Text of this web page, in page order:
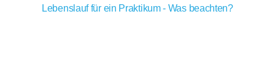
Lebenslauf für ein Praktikum - Was beachten?